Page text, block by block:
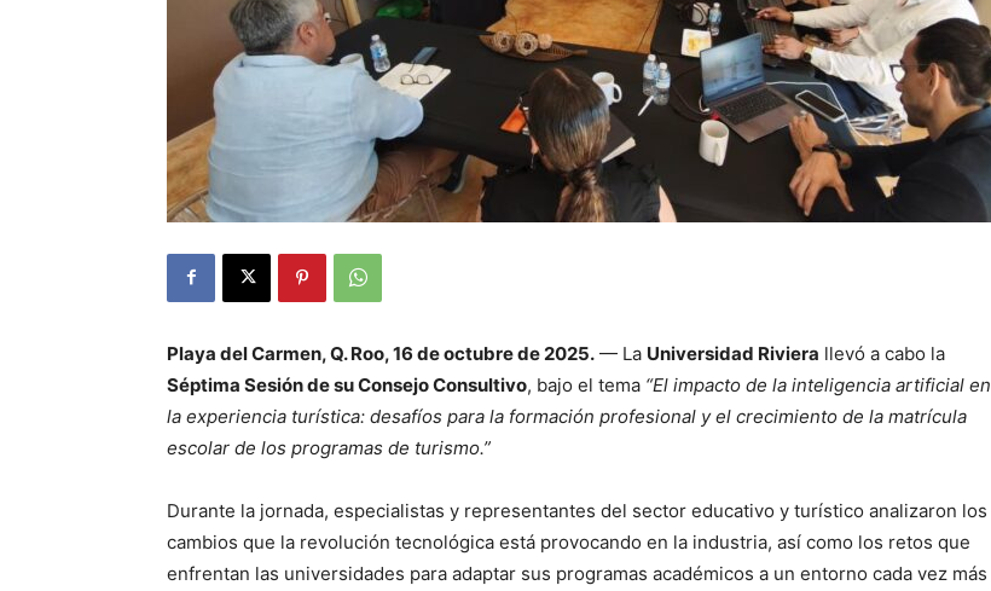
Playa del Carmen, Q. Roo, 16 de octubre de 2025. — La Universidad Riviera llevó a cabo la
Séptima Sesión de su Consejo Consultivo, bajo el tema “El impacto de la inteligencia artificial en
la experiencia turística: desafíos para la formación profesional y el crecimiento de la matrícula
escolar de los programas de turismo.”
Durante la jornada, especialistas y representantes del sector educativo y turístico analizaron los
cambios que la revolución tecnológica está provocando en la industria, así como los retos que
enfrentan las universidades para adaptar sus programas académicos a un entorno cada vez más